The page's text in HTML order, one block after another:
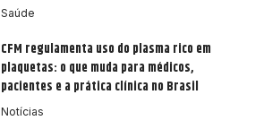
Saúde
CFM regulamenta uso do plasma rico em
plaquetas: o que muda para médicos,
pacientes e a prática clínica no Brasil
Notícias